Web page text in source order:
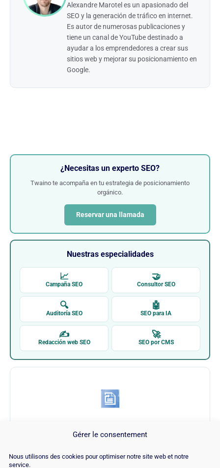
Gérer le consentement
Nous utilisons des cookies pour optimiser notre site web et notre
service.
Alexandre Marotel es un apasionado del
SEO y la generación de tráfico en internet.
Es autor de numerosas publicaciones y
tiene un canal de YouTube destinado a
ayudar a los emprendedores a crear sus
sitios web y mejorar su posicionamiento en
Google.
¿Necesitas un experto SEO?
Twaino te acompaña en tu estrategia de posicionamiento
orgánico.
Reservar una llamada
Nuestras especialidades
📈
Campaña SEO
🤝
Consultor SEO
🔍
Auditoría SEO
🤖
SEO para IA
✍
Redacción web SEO
🚀
SEO por CMS
Republish Old Posts Wordpress Plugin
Visitar Republish Old Posts Wordpress